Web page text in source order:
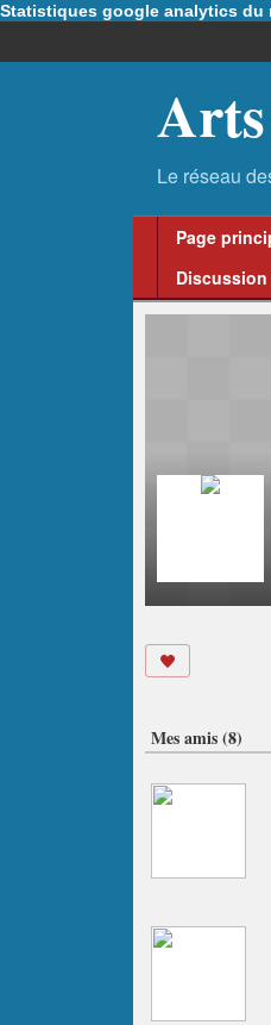
Statistiques google analytics du
Page
Mes amis (8)